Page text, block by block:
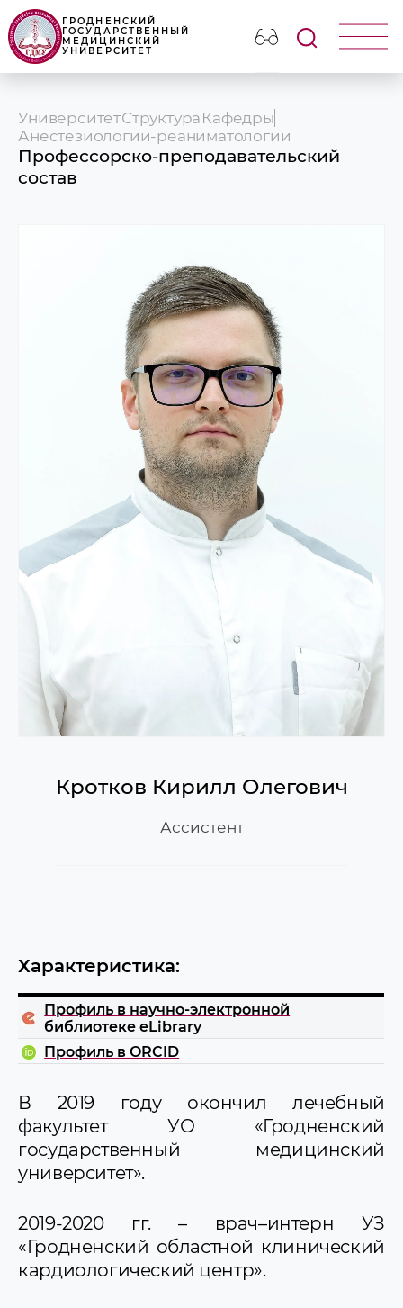
ГРОДНЕНСКИЙ
ГОСУДАРСТВЕННЫЙ
МЕДИЦИНСКИЙ
УНИВЕРСИТЕТ
УниверситетСтруктура Кафедры
Анестезиологии-реаниматологии
Профессорско-преподавательский
состав
Кротков Кирилл Олегович
Ассистент
Характеристика:
Профиль в научно-электронной
библиотеке eLibrary
Профиль в ORCID
В 2019 году окончил лечебный
факультет УО «Гродненский
государственный медицинский
университет».
2019-2020 гг. – врач–интерн УЗ
«Гродненский областной клинический
кардиологический центр».